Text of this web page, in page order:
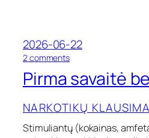
k
ų
2026-06-22
2 commentso
P
i
r
m
a
Pirma savaitė
NARKOTIKŲ
Stimuliantų (kokainas,